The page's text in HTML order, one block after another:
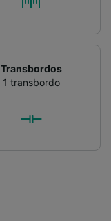
Transbordos
1 transbordo